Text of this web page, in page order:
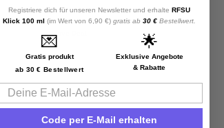
Love Deal
Registriere dich für unseren Newsletter und erhalte RFSU
Klick 100 ml (im Wert von 6,90 €) gratis ab 30 € Bestellwert.
💌
Gratis produkt
ab 30 € Bestellwert
🌟
Exklusive Angebote
& Rabatte
Email
Code per E-Mail erhalten